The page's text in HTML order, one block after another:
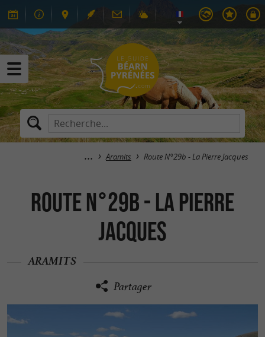
Aramits Route N°29b - La Pierre Jacques
Route N°29b - La Pierre
Jacques
ARAMITS
Partager